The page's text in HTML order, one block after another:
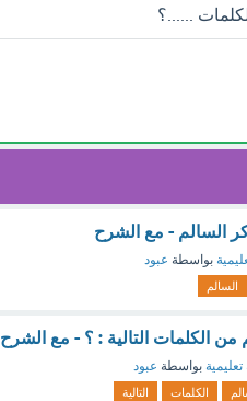
......؟
السالم - مع الشرح
بواسطة عبود
السالم
من الكلمات التالية : ؟ - مع الشرح
تعليمية بواسطة عبود
الكلمات التالية